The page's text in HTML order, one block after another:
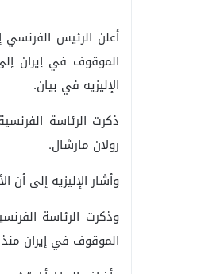
أعلن الرئيس الفرنسي
الإليزيه في بيان.
ذكرت الرئاسة
رولان مارشال.
وأشار الإليزيه إلى
وذكرت الرئاسة
الموقوف في إيران منذ شهر يونيو/حزيران 2019.